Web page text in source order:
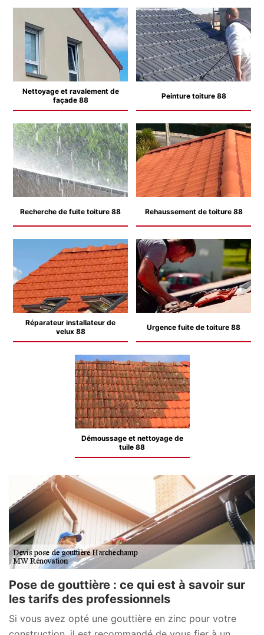
Nettoyage et ravalement de
façade 88
Peinture toiture 88
Recherche de fuite toiture 88 Rehaussement de toiture 88
Réparateur installateur de
velux 88
Urgence fuite de toiture 88
Démoussage et nettoyage de
tuile 88
Pose de gouttière : ce qui est à savoir sur
les tarifs des professionnels
Si vous avez opté une gouttière en zinc pour votre